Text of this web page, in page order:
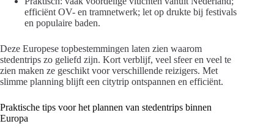
efficiënt OV- en tramnetwerk; let op drukte bij festivals
en populaire baden.
Deze Europese topbestemmingen laten zien waarom
stedentrips zo geliefd zijn. Kort verblijf, veel sfeer en veel te
zien maken ze geschikt voor verschillende reizigers. Met
slimme planning blijft een citytrip ontspannen en efficiënt.
Praktische tips voor het plannen van stedentrips binnen
Europa